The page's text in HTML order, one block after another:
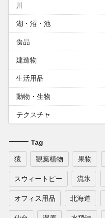
川
湖・沼・池
食品
建造物
生活用品
動物・生物
テクスチャ
Tag
猿 観葉植物 果物
スウィートピー 流氷
オフィス用品 北海道